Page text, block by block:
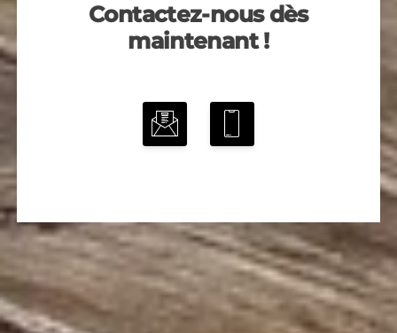
Contactez-nous dès
maintenant !